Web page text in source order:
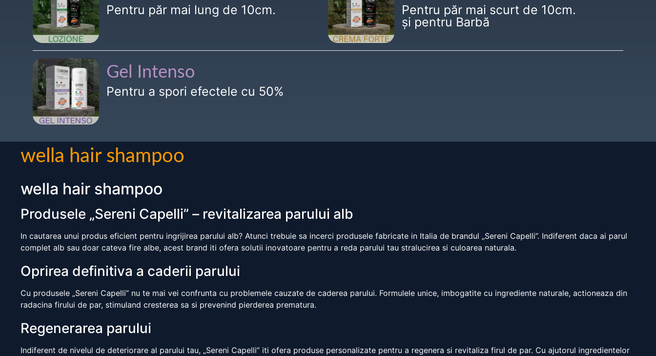
Pentru păr mai lung de 10cm.
Pentru păr mai scurt de 10cm.
și pentru Barbă
Gel Intenso
Pentru a spori efectele cu 50%
wella hair shampoo
wella hair shampoo
Produsele „Sereni Capelli” – revitalizarea parului alb
In cautarea unui produs eficient pentru ingrijirea parului alb? Atunci trebuie sa incerci produsele fabricate in Italia de brandul „Sereni Capelli”. Indiferent daca ai parul
complet alb sau doar cateva fire albe, acest brand iti ofera solutii inovatoare pentru a reda parului tau stralucirea si culoarea naturala.
Oprirea definitiva a caderii parului
Cu produsele „Sereni Capelli” nu te mai vei confrunta cu problemele cauzate de caderea parului. Formulele unice, imbogatite cu ingrediente naturale, actioneaza din
radacina firului de par, stimuland cresterea sa si prevenind pierderea prematura.
Regenerarea parului
Indiferent de nivelul de deteriorare al parului tau, „Sereni Capelli” iti ofera produse personalizate pentru a regenera si revitaliza firul de par. Cu ajutorul ingredientelor